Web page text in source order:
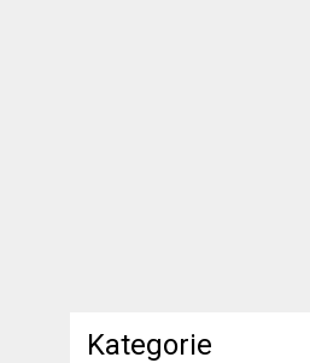
Kategorie